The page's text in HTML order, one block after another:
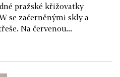
pražské křižovatky
se začerněnými skly a
Na červenou...